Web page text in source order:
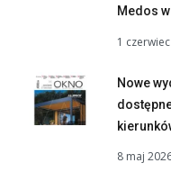
Medos
1
Nowe
8 maj